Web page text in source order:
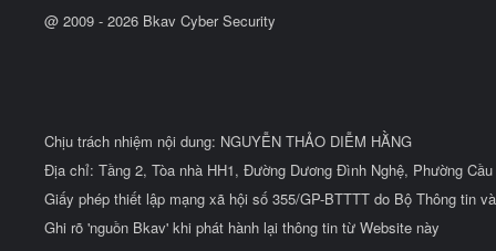
@ 2009 - 2026 Bkav Cyber Security
Chịu trách nhiệm nội dung: NGUYỄN THẢO DIỄM HẰNG
Địa chỉ: Tầng 2, Tòa nhà HH1, Đường Dương Đình Nghệ, Phường
Giấy phép thiết lập mạng xã hội số 355/GP-BTTTT do Bộ Thông tin
Ghi rõ 'nguồn Bkav' khi phát hành lại thông tin từ Website này